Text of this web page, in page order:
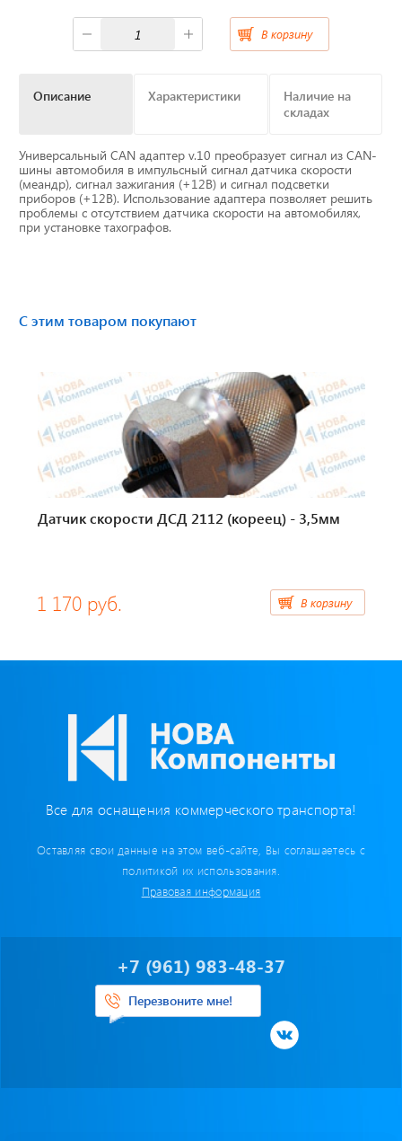
Приборные панели
Видеонаблюдение на транспорте
GPS и ГЛОНАСС трекеры
Элементы питания
GPS/GSM Антенны
Автоклимат
Датчики скорости
Переходники, оси датчиков скорости
Бумага для тахографа
Предохранители/ Преобразователи/ Реле
Провод,Жгуты
Разъемы, контакты
Изоляционные материалы,гофра
В корзину
Описание Характеристики
Наличие на
складах
Универсальный CAN адаптер v.10 преобразует сигнал из CAN-
шины автомобиля в импульсный сигнал датчика скорости
(меандр), сигнал зажигания (+12В) и сигнал подсветки
приборов (+12В). Использование адаптера позволяет решить
проблемы с отсутствием датчика скорости на автомобилях,
при установке тахографов.
С этим товаром покупают
Датчик скорости ДСД 2112 (кореец) - 3,5мм
1 170 руб. В корзину
Все для оснащения коммерческого транспорта!
Оставляя свои данные на этом веб-сайте, Вы соглашаетесь с
политикой их использования.
Правовая информация
+7 (961) 983-48-37
Перезвоните мне!